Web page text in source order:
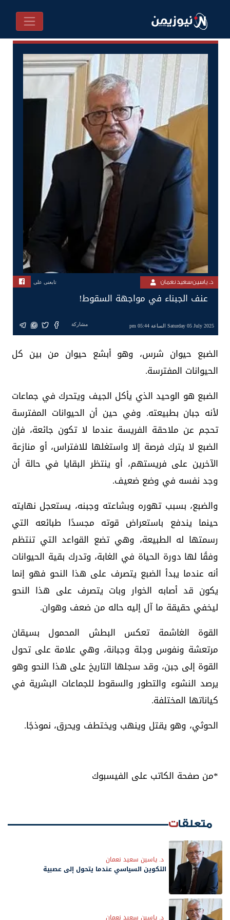
د. ياسين سعيد نعمان تابعنى على
عنف الجبناء في مواجهة السقوط!
Saturday 05 July 2025 الساعة 05:44 pm مشاركة
الضبع حيوان شرس، وهو أبشع حيوان من بين كل
الحيوانات المفترسة.
الضبع هو الوحيد الذي يأكل الجيف ويتحرك في جماعات
لأنه جبان بطبيعته. وفي حين أن الحيوانات المفترسة
تحجم عن ملاحقة الفريسة عندما لا تكون جائعة، فإن
الضبع لا يترك فرصة إلا واستغلها للافتراس، أو منازعة
الآخرين على فريستهم، أو ينتظر البقايا في حالة أن
وجد نفسه في وضع ضعيف.
والضبع، بسبب تهوره وبشاعته وجبنه، يستعجل نهايته
حينما يندفع باستعراض قوته مجسدًا طبائعه التي
رسمتها له الطبيعة، وهي تضع القواعد التي تنتظم
وفقًا لها دورة الحياة في الغابة، وتدرك بقية الحيوانات
أنه عندما يبدأ الضبع يتصرف على هذا النحو فهو إنما
يكون قد أصابه الخوار وبات يتصرف على هذا النحو
ليخفي حقيقة ما آل إليه حاله من ضعف وهوان.
القوة الغاشمة تعكس البطش المحمول بسيقان
مرتعشة ونفوس وجلة وجبانة، وهي علامة على تحول
القوة إلى جبن، وقد سجلها التاريخ على هذا النحو وهو
يرصد النشوء والتطور والسقوط للجماعات البشرية في
كياناتها المختلفة.
الحوثي، وهو يقتل وينهب ويختطف ويحرق، نموذجًا.
*من صفحة الكاتب على الفيسبوك
متعلقات
د. ياسين سعيد نعمان
التكوين السياسي عندما يتحول إلى عصبية
د. ياسين سعيد نعمان